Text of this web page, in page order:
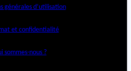
générales d’utilisation
et confidentialité
sommes-nous ?